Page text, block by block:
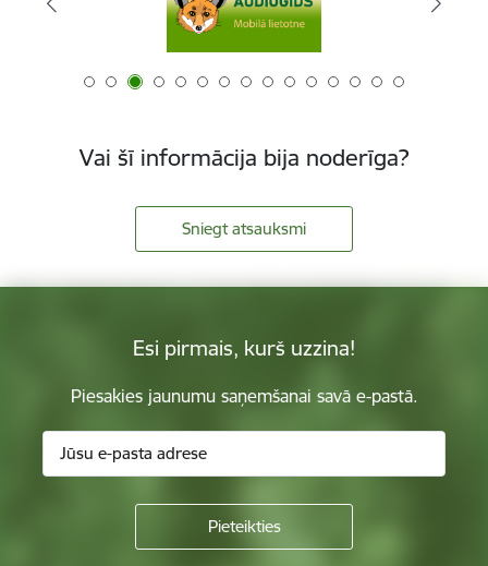
Vai šī informācija bija noderīga?
Sniegt atsauksmi
Esi pirmais, kurš uzzina!
Piesakies jaunumu saņemšanai savā e-pastā.